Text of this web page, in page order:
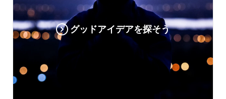
グッドアイデアを探そう